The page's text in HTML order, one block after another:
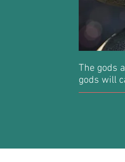
The gods
gods will